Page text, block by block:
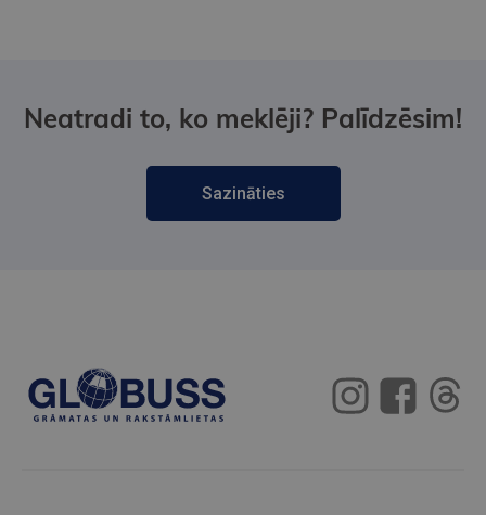
Neatradi to, ko meklēji? Palīdzēsim!
Sazināties